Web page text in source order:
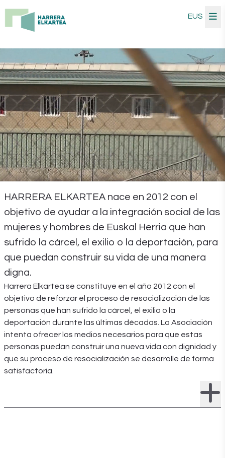
Harrera Elkartea
EUS
HARRERA ELKARTEA nace en 2012 con el
objetivo de ayudar a la integración social de las
mujeres y hombres de Euskal Herria que han
sufrido la cárcel, el exilio o la deportación, para
que puedan construir su vida de una manera
digna.
Harrera Elkartea se constituye en el año 2012 con el
objetivo de reforzar el proceso de resocialización de las
personas que han sufrido la cárcel, el exilio o la
deportación durante las últimas décadas. La Asociación
intenta ofrecer los medios necesarios para que estas
personas puedan construir una nueva vida con dignidad y
que su proceso de resocialización se desarrolle de forma
satisfactoria.